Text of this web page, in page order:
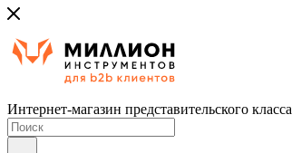
Интернет-магазин представительского класса